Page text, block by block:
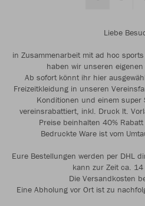
Liebe
in Zusammenarbeit mit ad hoc
haben wir unseren
Ab sofort könnt ihr hier
Freizeitkleidung in unseren
Konditionen und einem super
vereinsrabattiert, inkl. Druck lt.
Preise beinhalten 40%
Bedruckte Ware ist vom
Eure Bestellungen werden per DHL
kann zur Zeit ca.
Die Versandkosten
Eine Abholung vor Ort ist zu